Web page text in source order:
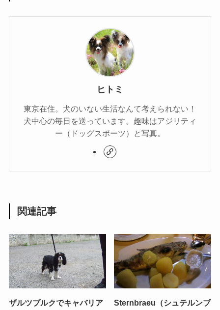
ヒトミ
東京在住。犬のいない生活なんて考えられない！
犬中心の毎日を送っています。趣味はアジリティ
ー（ドッグスポーツ）と写真。
関連記事
ザルツブルクでキャバリア
Sternbraeu（シュテルンブ